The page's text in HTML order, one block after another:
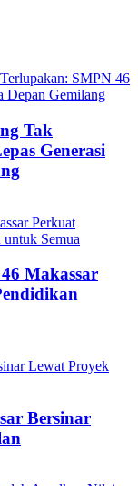
Tak
Generasi
Makassar
Bersinar